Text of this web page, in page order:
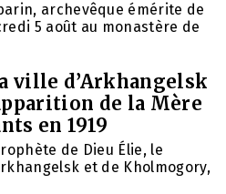
archevêque émérite de
5 août au monastère de
ville d’Arkhangelsk
de la Mère
en 1919
de Dieu Élie, le
et de Kholmogory,